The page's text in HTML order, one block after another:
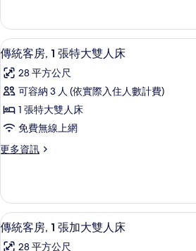
有
相
片
情
標
準
雙
人
床
的
所
有
客
房,
1
張
標
準
人
床
詳
顯
示
傳
統
客
房,
1
特
大
雙
人
高級寢
16
傳統客房, 1 張特大雙人床
28 平方公尺
可容納 3 人 (依實際入住人數計費)
1 張特大雙人床
免費無線上網
更多資訊
更
客
房,
1
張
顯
示
高級寢
14
傳統客房, 1 張加大雙人床
28 平方公尺